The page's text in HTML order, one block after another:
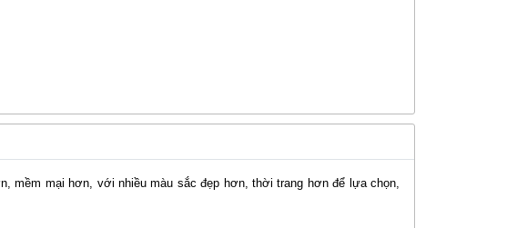
mềm mại hơn, với nhiều màu sắc đẹp hơn, thời trang hơn để lựa chọn,